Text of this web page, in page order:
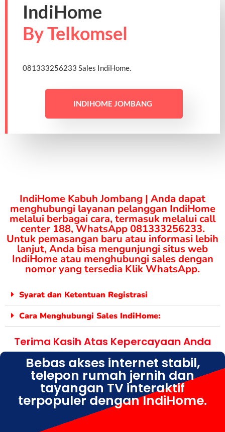
IndiHome
By Telkomsel
081333256233 Sales IndiHome.
INDIHOME JOMBANG
IndiHome Kabuh Jombang | Anda dapat
menghubungi layanan pelanggan IndiHome
melalui berbagai cara, termasuk melalui call
center 188, WhatsApp 081333256233.
Untuk pemasangan baru atau informasi lebih
lanjut, Anda bisa mengunjungi situs web
IndiHome atau menghubungi sales dengan
nomor yang tersedia Klik WhatsApp.
Syarat dan Ketentuan Registrasi
Cara Menghubungi Sales IndiHome:
Terima Kasih Atas Kepercayaan Anda
Bebas akses internet stabil,
telepon rumah jernih dan
tayangan TV interaktif
terpopuler dengan IndiHome.